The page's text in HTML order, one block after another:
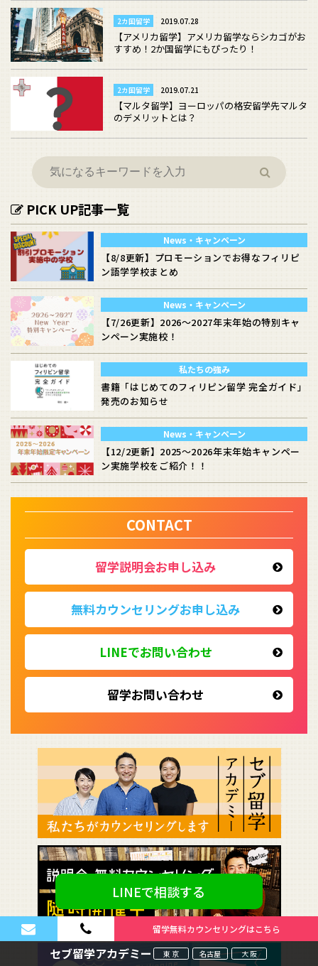
2カ国留学 2019.07.28
【アメリカ留学】アメリカ留学ならシカゴがお
すすめ！2か国留学にもぴったり！
2カ国留学 2019.07.21
【マルタ留学】ヨーロッパの格安留学先マルタ
のデメリットとは？
PICK UP記事一覧
News・キャンペーン
【8/8更新】プロモーションでお得なフィリピ
ン語学学校まとめ
News・キャンペーン
【7/26更新】2026～2027年末年始の特別キャ
ンペーン実施校！
私たちの強み
書籍「はじめてのフィリピン留学 完全ガイド」
発売のお知らせ
News・キャンペーン
【12/2更新】2025～2026年末年始キャンペー
ン実施学校をご紹介！！
CONTACT
留学説明会お申し込み
無料カウンセリングお申し込み
LINEでお問い合わせ
留学お問い合わせ
LINEで相談する
留学無料カウンセリングはこちら
セブ留学アカデミー 東 京 名古屋 大 阪